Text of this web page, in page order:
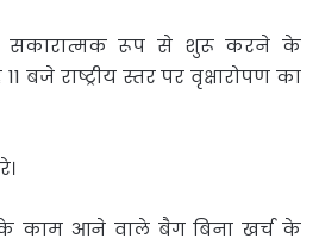
सकारात्मक रूप से शुरू करने के
बजे राष्ट्रीय स्तर पर वृक्षारोपण का
के काम आने वाले बैग बिना खर्च के